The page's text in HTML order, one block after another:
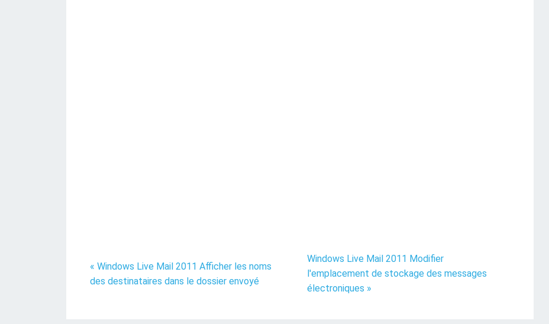
« Windows Live Mail 2011 Afficher les noms
des destinataires dans le dossier envoyé
Windows Live Mail 2011 Modifier
l'emplacement de stockage des messages
électroniques »